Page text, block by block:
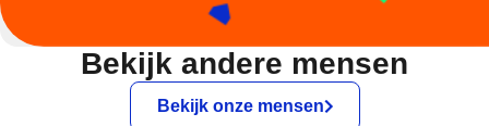
Bekijk andere mensen
Bekijk onze mensen